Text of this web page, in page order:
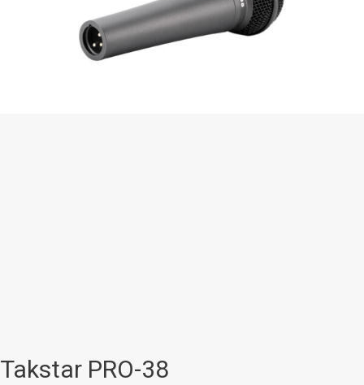
Винил
Takstar PRO-38